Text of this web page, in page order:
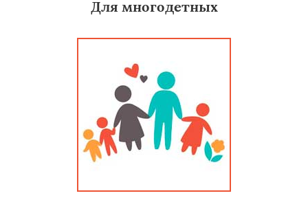
Для многодетных